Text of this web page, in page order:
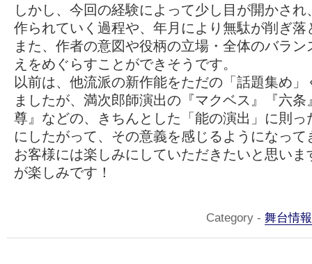
しかし、今回の経験によって少し目が開かさ
作られていく過程や、年月により無駄が削ぎ落
また、作者の意図や役柄の立場・全体のバラ
えをめぐらすことができそうです。
以前は、他流派の新作能をただの「話題集め
ましたが、満次郎師演出の『マクベス』『六
尊』などの、きちんとした「能の演出」に則っ
にしたがって、その意義を感じるようになって
お客様には楽しみにしていただきたいと思い
が楽しみです！
Category - 舞台情報